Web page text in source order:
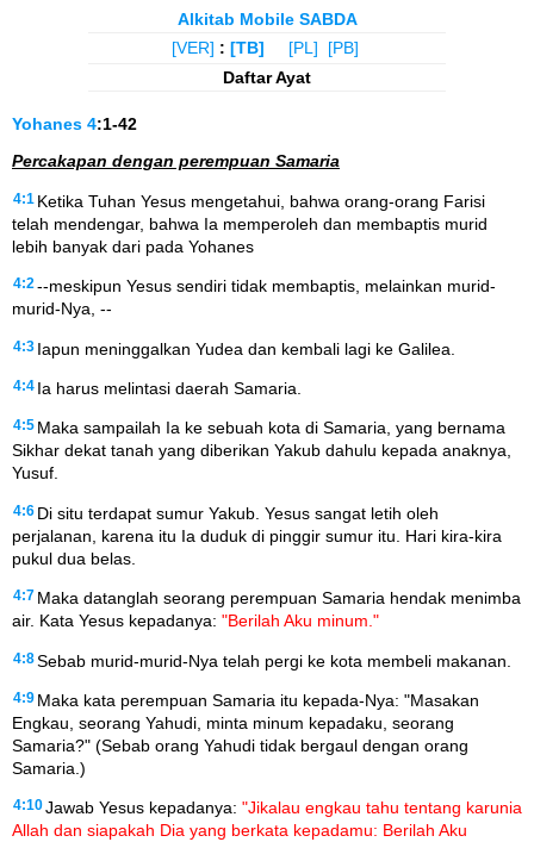
Alkitab Mobile SABDA
[VER] : [TB] [PL]
[PB]
Daftar Ayat
Yohanes 4:1-42
Percakapan dengan perempuan Samaria
4:1 Ketika Tuhan Yesus mengetahui, bahwa orang-orang Farisi
telah mendengar, bahwa Ia memperoleh dan membaptis murid
lebih banyak dari pada Yohanes
4:2 --meskipun Yesus sendiri tidak membaptis, melainkan murid-
murid-Nya, --
4:3 Iapun meninggalkan Yudea dan kembali lagi ke Galilea.
4:4 Ia harus melintasi daerah Samaria.
4:5 Maka sampailah Ia ke sebuah kota di Samaria, yang bernama
Sikhar dekat tanah yang diberikan Yakub dahulu kepada anaknya,
Yusuf.
4:6 Di situ terdapat sumur Yakub. Yesus sangat letih oleh
perjalanan, karena itu Ia duduk di pinggir sumur itu. Hari kira-kira
pukul dua belas.
4:7 Maka datanglah seorang perempuan Samaria hendak menimba
air. Kata Yesus kepadanya: "Berilah Aku minum."
4:8Sebab murid-murid-Nya telah pergi ke kota membeli makanan.
4:9 Maka kata perempuan Samaria itu kepada-Nya: "Masakan
Engkau, seorang Yahudi, minta minum kepadaku, seorang
Samaria?" (Sebab orang Yahudi tidak bergaul dengan orang
Samaria.)
4:10Jawab Yesus kepadanya: "Jikalau engkau tahu tentang karunia
Allah dan siapakah Dia yang berkata kepadamu: Berilah Aku